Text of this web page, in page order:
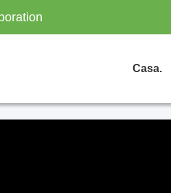
Casa.